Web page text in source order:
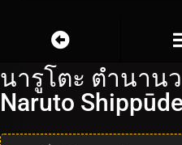
นารูโตะ ตำนาน
Naruto